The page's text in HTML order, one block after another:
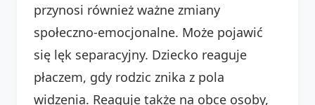
przynosi również ważne zmiany
społeczno-emocjonalne. Może pojawić
się lęk separacyjny. Dziecko reaguje
płaczem, gdy rodzic znika z pola
widzenia. Reaguje także na obce osoby,